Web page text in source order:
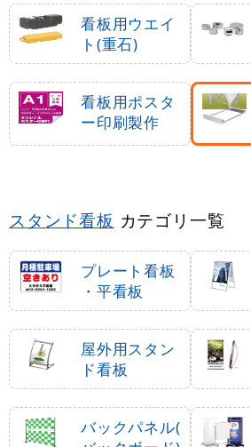
看板用ウエイ
ト(重石)
看板用ポスタ
ー印刷製作
スタンド看板 カテゴリ一覧
プレート看板
・平看板
屋外用スタン
ド看板
バックパネル(